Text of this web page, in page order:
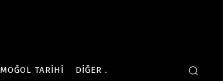
MOĞOL TARIHI DIĞER